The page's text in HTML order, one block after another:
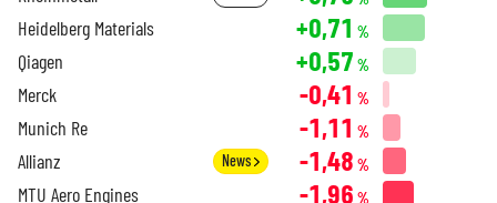
Heidelberg Materials +0,71 %
Qiagen +0,57 %
Merck -0,41 %
Munich Re -1,11 %
Allianz News -1,48 %
MTU Aero Engines -1,96 %